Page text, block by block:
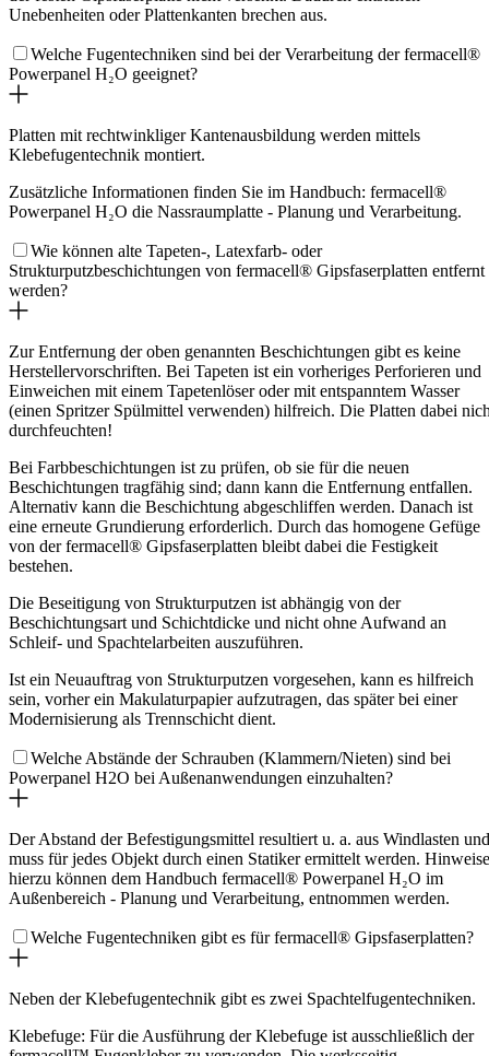
Unebenheiten oder Plattenkanten brechen aus.
Welche Fugentechniken sind bei der Verarbeitung der fermacell®
Powerpanel H₂O geeignet?
Platten mit rechtwinkliger Kantenausbildung werden mittels
Klebefugentechnik montiert.
Zusätzliche Informationen finden Sie im Handbuch: fermacell®
Powerpanel H₂O die Nassraumplatte - Planung und Verarbeitung.
Wie können alte Tapeten-, Latexfarb- oder
Strukturputzbeschichtungen von fermacell® Gipsfaserplatten entfernt
werden?
Zur Entfernung der oben genannten Beschichtungen gibt es keine
Herstellervorschriften. Bei Tapeten ist ein vorheriges Perforieren und
Einweichen mit einem Tapetenlöser oder mit entspanntem Wasser
(einen Spritzer Spülmittel verwenden) hilfreich. Die Platten dabei
durchfeuchten!
Bei Farbbeschichtungen ist zu prüfen, ob sie für die neuen
Beschichtungen tragfähig sind; dann kann die Entfernung entfallen.
Alternativ kann die Beschichtung abgeschliffen werden. Danach ist
eine erneute Grundierung erforderlich. Durch das homogene Gefüge
von der fermacell® Gipsfaserplatten bleibt dabei die Festigkeit
bestehen.
Die Beseitigung von Strukturputzen ist abhängig von der
Beschichtungsart und Schichtdicke und nicht ohne Aufwand an
Schleif- und Spachtelarbeiten auszuführen.
Ist ein Neuauftrag von Strukturputzen vorgesehen, kann es hilfreich
sein, vorher ein Makulaturpapier aufzutragen, das später bei einer
Modernisierung als Trennschicht dient.
Welche Abstände der Schrauben (Klammern/Nieten) sind bei
Powerpanel H2O bei Außenanwendungen einzuhalten?
Der Abstand der Befestigungsmittel resultiert u. a. aus Windlasten und
muss für jedes Objekt durch einen Statiker ermittelt werden. Hinweise
hierzu können dem Handbuch fermacell® Powerpanel H₂O im
Außenbereich - Planung und Verarbeitung, entnommen werden.
Welche Fugentechniken gibt es für fermacell® Gipsfaserplatten?
Neben der Klebefugentechnik gibt es zwei Spachtelfugentechniken.
Klebefuge: Für die Ausführung der Klebefuge ist ausschließlich der